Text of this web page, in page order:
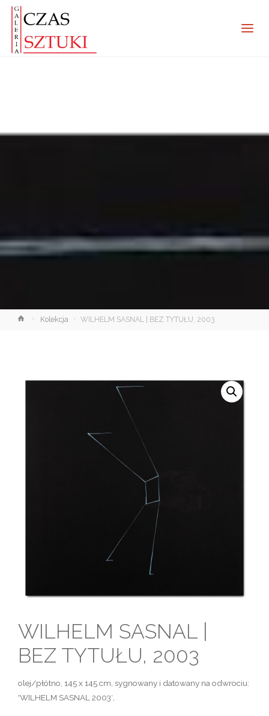
StronaKolekcja WILHELM SASNAL | BEZ TYTUŁU, 2003
WILHELM SASNAL |
BEZ TYTUŁU, 2003
olej/płótno, 145 x 145 cm, sygnowany i datowany na odwrociu:
'WILHELM SASNAL 2003′,